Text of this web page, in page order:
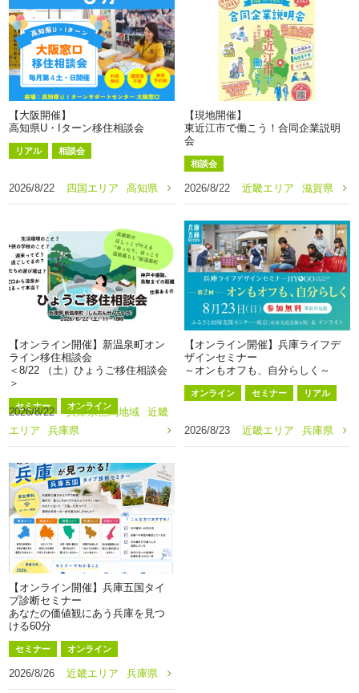
【大阪開催】
高知県U・Iターン移住相談会
リアル 相談会
2026/8/22 四国エリア 高知県
【現地開催】
東近江市で働こう！合同企業説明
会
相談会
2026/8/22 近畿エリア 滋賀県
【オンライン開催】新温泉町オン
ライン移住相談会
＜8/22 （土）ひょうご移住相談会
＞
セミナー オンライン
2026/8/22 兵庫県但馬地域
近畿
エリア
兵庫県
【オンライン開催】兵庫ライフデ
ザインセミナー
～オンもオフも、自分らしく～
オンライン セミナー リアル
2026/8/23 近畿エリア 兵庫県
【オンライン開催】兵庫五国タイ
プ診断セミナー
あなたの価値観にあう兵庫を見つ
ける60分
セミナー オンライン
2026/8/26 近畿エリア 兵庫県